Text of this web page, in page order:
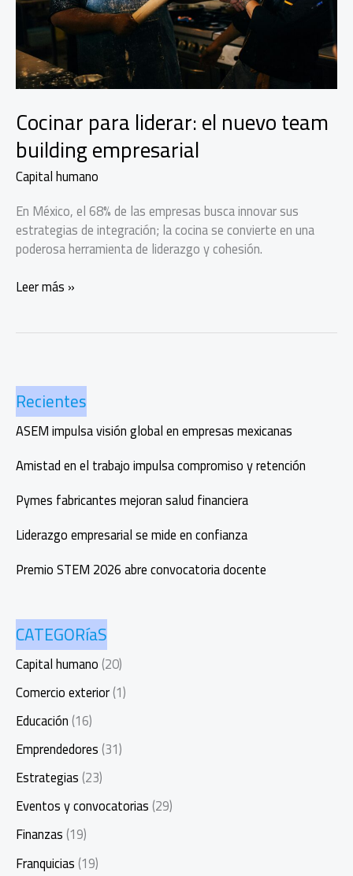
Cocinar para liderar: el nuevo team
building empresarial
Capital humano
En México, el 68% de las empresas busca innovar sus
estrategias de integración; la cocina se convierte en una
poderosa herramienta de liderazgo y cohesión.
Cocinar
team
building
empresarial
Leer más »
Recientes
ASEM impulsa visión global en empresas mexicanas
Amistad en el trabajo impulsa compromiso y retención
Pymes fabricantes mejoran salud financiera
Liderazgo empresarial se mide en confianza
Premio STEM 2026 abre convocatoria docente
CATEGORíaS
Capital humano(20)
Comercio exterior(1)
Educación(16)
Emprendedores(31)
Estrategias(23)
Eventos y convocatorias(29)
Finanzas(19)
Franquicias(19)